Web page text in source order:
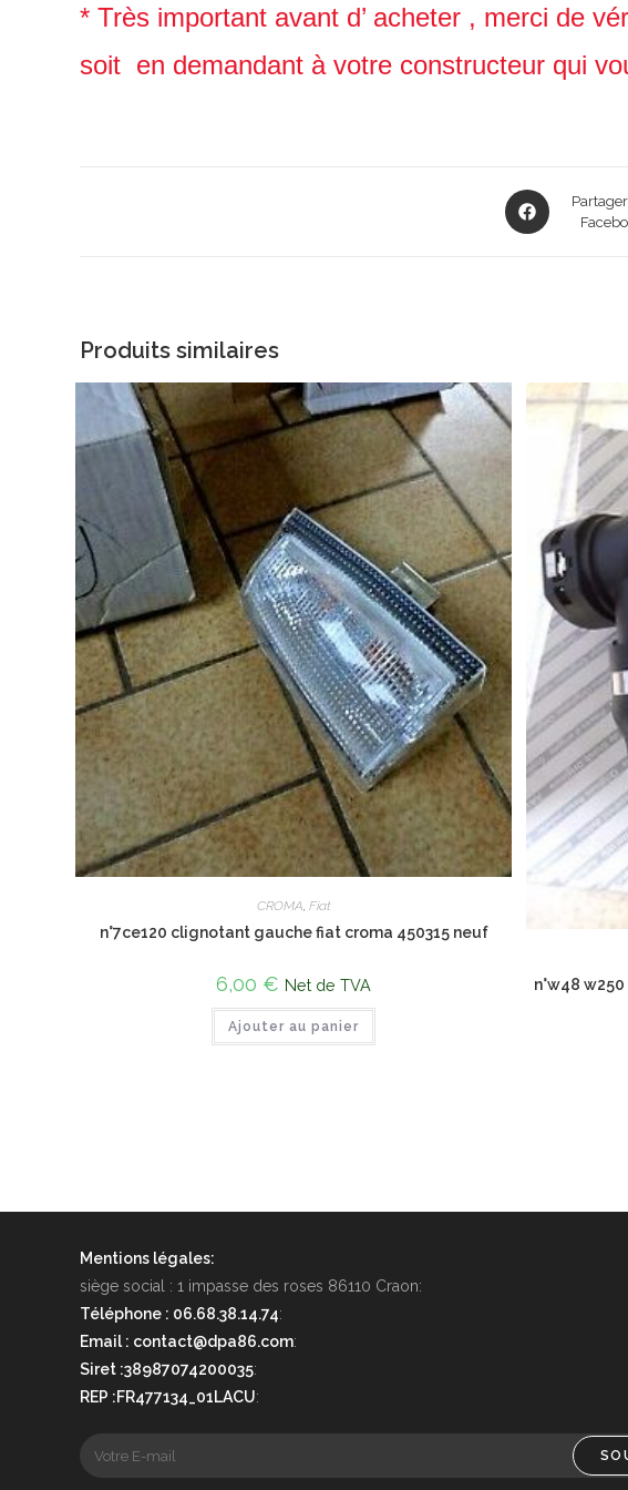
* Très important avant d’ acheter , merci de
soit en demandant à votre constructeur qui
Opens
in
Produits similaires
CROMA, Fiat
n°7ce120 clignotant gauche fiat croma 450315 neuf
6,00 € Net de TVA
Ajouter au panier
n°w48
Mentions légales:
siège social : 1 impasse des roses 86110 Craon:
Téléphone : 06.68.38.14.74:
Email : contact@dpa86.com:
Siret :38987074200035:
REP :FR477134_01LACU: